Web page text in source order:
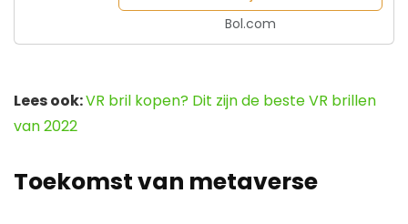
Bol.com
Lees ook:VR bril kopen? Dit zijn de beste VR brillen
van 2022
Toekomst van metaverse